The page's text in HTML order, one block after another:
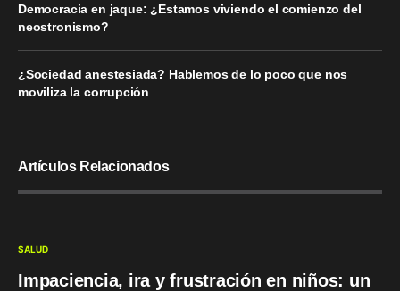
Democracia en jaque: ¿Estamos viviendo el comienzo del
neostronismo?
¿Sociedad anestesiada? Hablemos de lo poco que nos
moviliza la corrupción
Artículos Relacionados
SALUD
Impaciencia, ira y frustración en niños: un